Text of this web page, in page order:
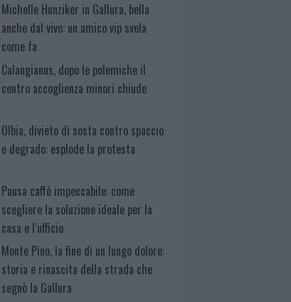
Michelle Hunziker in Gallura, bella
anche dal vivo: un amico vip svela
come fa
Calangianus, dopo le polemiche il
centro accoglienza minori chiude
Olbia, divieto di sosta contro spaccio
e degrado: esplode la protesta
Pausa caffè impeccabile: come
scegliere la soluzione ideale per la
casa e l’ufficio
Monte Pino, la fine di un lungo dolore:
storia e rinascita della strada che
segnò la Gallura